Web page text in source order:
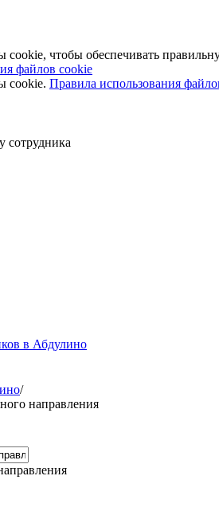
чтобы обеспечивать
файлов cookie
cookie. Правила использования
сотрудника
в Абдулино
/
направления